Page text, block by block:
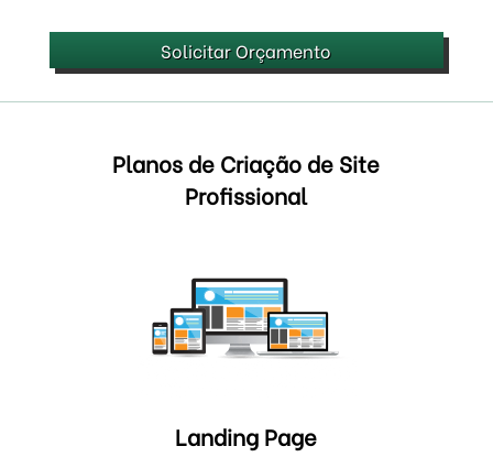
Solicitar Orçamento
Planos de Criação de Site
Profissional
Landing Page